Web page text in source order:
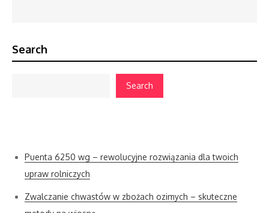
Search
Search
Puenta 6250 wg – rewolucyjne rozwiązania dla twoich
upraw rolniczych
Zwalczanie chwastów w zbożach ozimych – skuteczne